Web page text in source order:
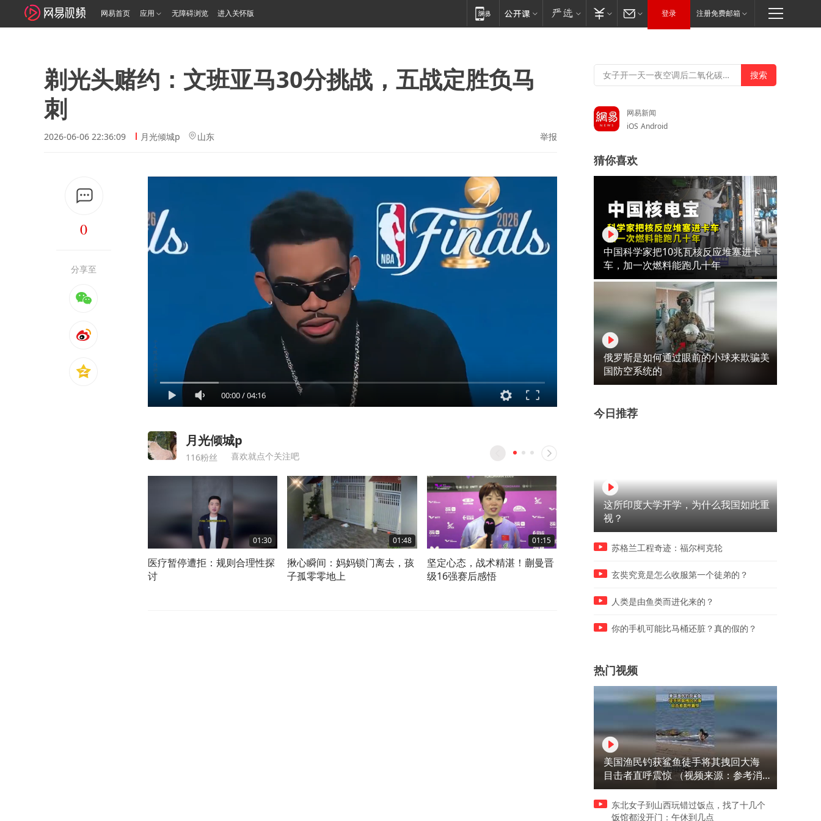
网易首页 应用 无障碍浏览 进入关怀版 登录 注册免费邮箱
剃光头赌约：文班亚马30分挑战，五战定胜负马
刺
2026-06-06 22:36:09 月光倾城p 山东 举报
0
分享至
00:00/04:16
月光倾城p
116粉丝 喜欢就点个关注吧
01:30
医疗暂停遭拒：规则合理性探
讨
01:48
揪心瞬间：妈妈锁门离去，孩
子孤零零地上
01:15
坚定心态，战术精湛！蒯曼晋
级16强赛后感悟
战影响，白宫回应释疑
真相！
网易新闻
iOS Android
猜你喜欢
中国科学家把10兆瓦核反应堆塞进卡
车，加一次燃料能跑几十年
俄罗斯是如何通过眼前的小球来欺骗美
国防空系统的
今日推荐
这所印度大学开学，为什么我国如此重
视？
苏格兰工程奇迹：福尔柯克轮
玄奘究竟是怎么收服第一个徒弟的？
人类是由鱼类而进化来的？
你的手机可能比马桶还脏？真的假的？
热门视频
美国渔民钓获鲨鱼徒手将其拽回大海
目击者直呼震惊 （视频来源：参考消
息）
东北女子到山西玩错过饭点，找了十几个
饭馆都没开门：午休到几点